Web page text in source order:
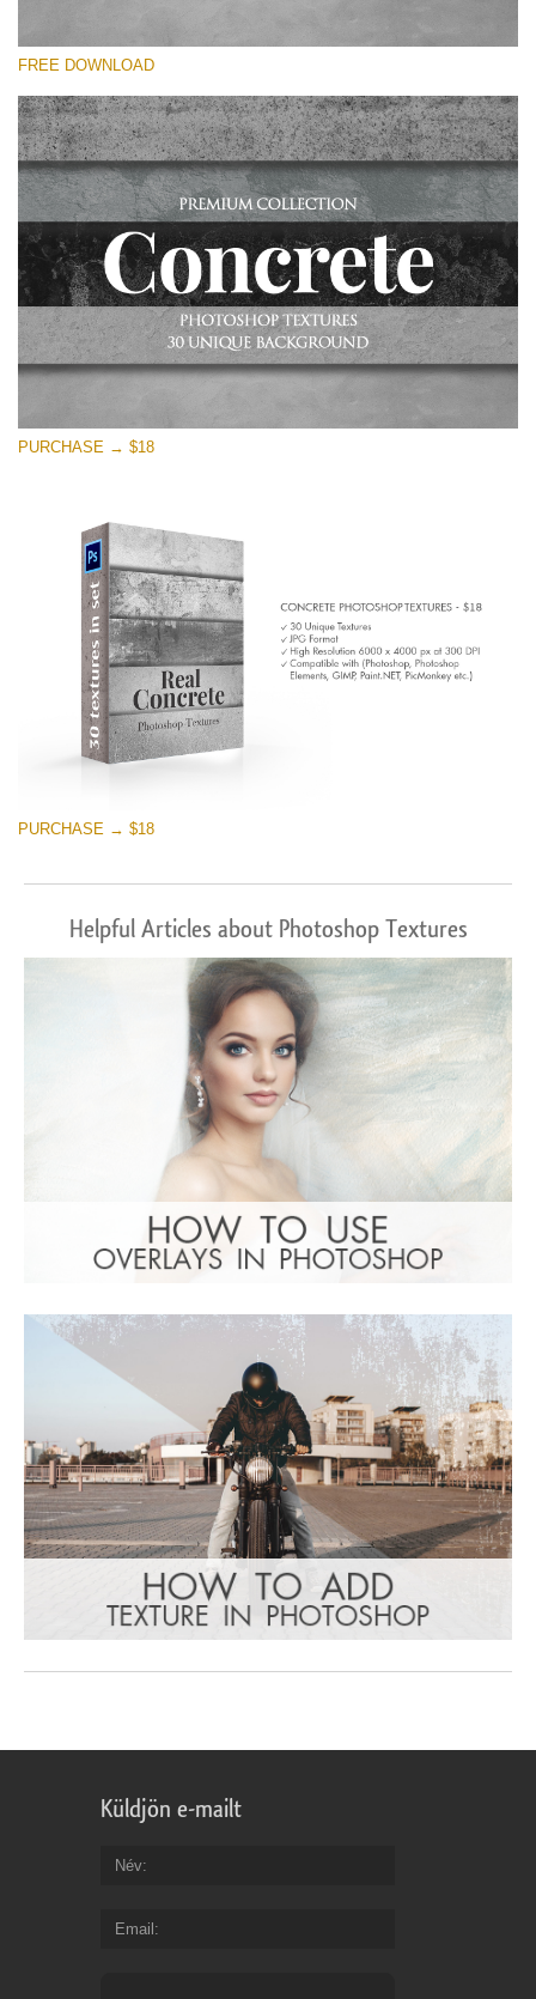
Kérlek, válassz
Small 800*533px
Concrete Textures
(30 Textures)
Large 6000*4000px
Entire Collection
(1783 Overlays)
Large 6000*4000px
Ingyenes letöltés
FREE DOWNLOAD
PURCHASE → $18
PURCHASE → $18
Helpful Articles about Photoshop Textures
Küldjön e-mailt
Név
Email